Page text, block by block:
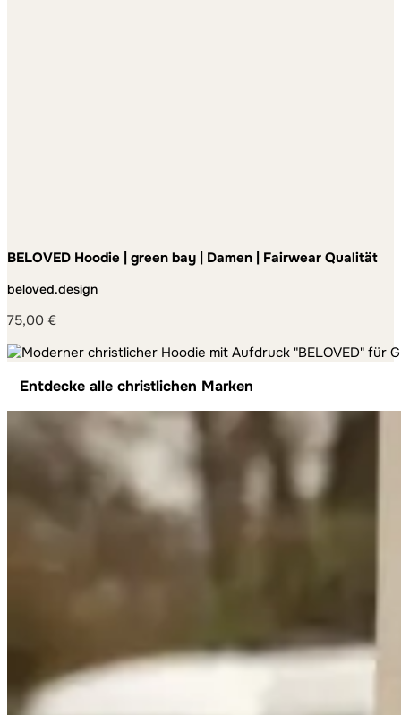
BELOVED Hoodie | green bay | Damen | Fairwear Qualität
beloved.design
75,00 €
Entdecke alle christlichen Marken